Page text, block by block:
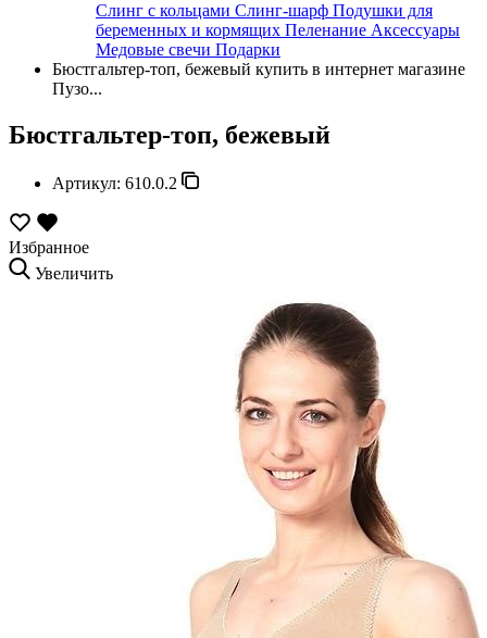
Слинг с кольцами Слинг-шарф Подушки для
беременных и кормящих Пеленание Аксессуары
Медовые свечи Подарки
Бюстгальтер-топ, бежевый купить в интернет магазине
Пузо...
Бюстгальтер-топ, бежевый
Артикул: 610.0.2
Избранное
Увеличить